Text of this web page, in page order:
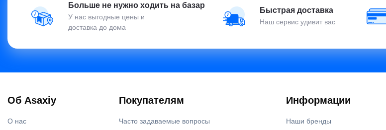
Больше не нужно ходить на базар
У нас выгодные цены и
доставка до дома
Быстрая доставка
Наш сервис удивит вас
Об Asaxiy
О нас
Покупателям
Часто задаваемые вопросы
Информации
Наши бренды